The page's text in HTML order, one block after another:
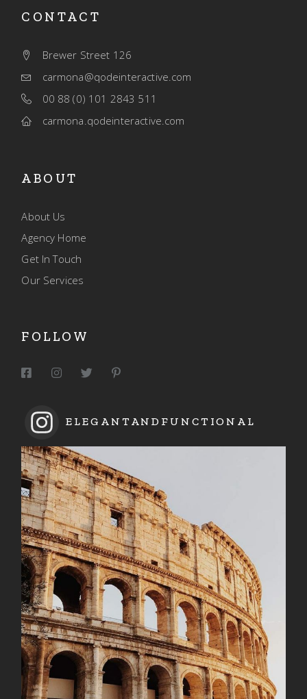
CONTACT
Brewer Street 126
carmona@qodeinteractive.com
00 88 (0) 101 2843 511
carmona.qodeinteractive.com
ABOUT
About Us
Agency Home
Get In Touch
Our Services
FOLLOW
ELEGANTANDFUNCTIONAL